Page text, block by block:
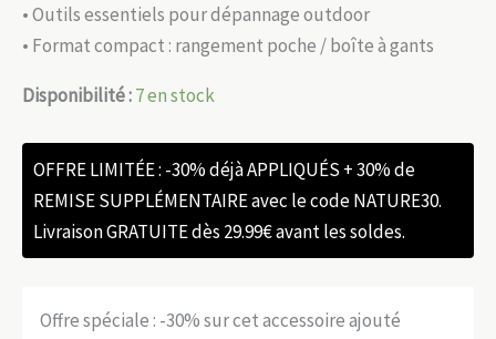
• Outils essentiels pour dépannage outdoor
• Format compact : rangement poche / boîte à gants
Disponibilité :7 en stock
OFFRE LIMITÉE : -30% déjà APPLIQUÉS + 30% de
REMISE SUPPLÉMENTAIRE avec le code NATURE30.
Livraison GRATUITE dès 29.99€ avant les soldes.
Offre spéciale : -30% sur cet accessoire ajouté